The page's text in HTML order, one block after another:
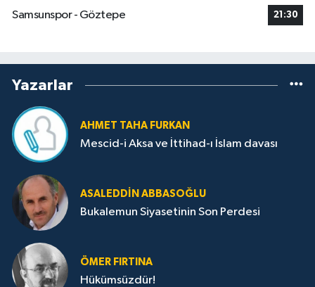
Samsunspor - Göztepe
21:30
Yazarlar
AHMET TAHA FURKAN
Mescid-i Aksa ve İttihad-ı İslam davası
ASALEDDIN ABBASOĞLU
Bukalemun Siyasetinin Son Perdesi
ÖMER FIRTINA
Hükümsüzdür!